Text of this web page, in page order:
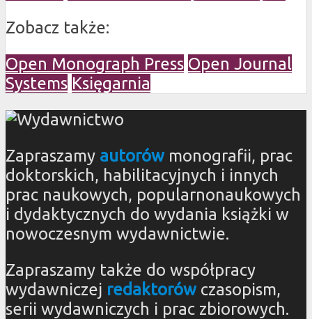
Zobacz także:
Open Monograph Press Open Journal
Systems Księgarnia
Zapraszamy autorówmonografii, prac
doktorskich, habilitacyjnych i innych
prac naukowych, popularnonaukowych
i dydaktycznych do wydania książki w
nowoczesnym wydawnictwie.
Zapraszamy także do współpracy
wydawniczej redaktorówczasopism,
serii wydawniczych i prac zbiorowych.